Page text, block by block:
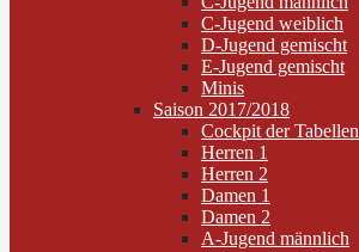
C-Jugend weiblich
D-Jugend gemischt
E-Jugend gemischt
Minis
Saison 2017/2018
Cockpit der Tabellen
Herren 1
Herren 2
Damen 1
Damen 2
A-Jugend männlich